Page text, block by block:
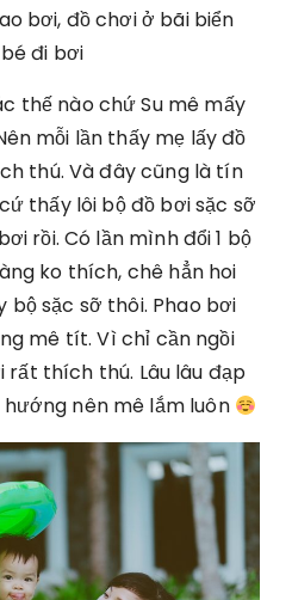
bơi, đồ chơi ở bãi biển
đi bơi
thế nào chứ Su mê mấy
mỗi lần thấy mẹ lấy đồ
thú. Và đây cũng là tín
thấy lôi bộ đồ bơi sặc sỡ
rồi. Có lần mình đổi 1 bộ
ko thích, chê hẳn hoi
bộ sặc sỡ thôi. Phao bơi
mê tít. Vì chỉ cần ngồi
thích thú. Lâu lâu đạp
nên mê lắm luôn